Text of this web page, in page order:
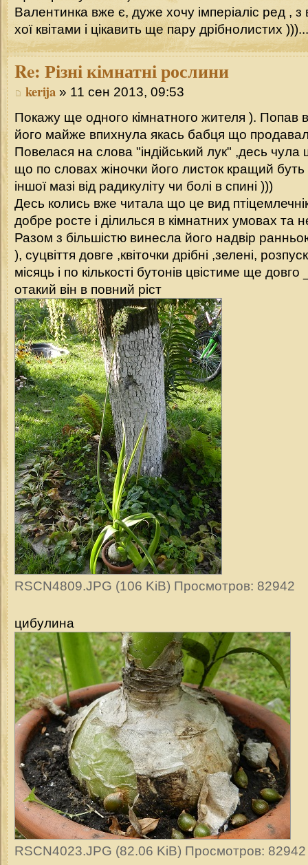
Валентинка вже є, дуже хочу імперіаліс ред ,
хої квітами і цікавить ще пару дрібнолистих )))...
Re: Різні кімнатні рослини
kerija » 11 сен 2013, 09:53
Покажу ще одного кімнатного жителя ). Попав
його майже впихнула якась бабця що
Повелася на слова "індійський лук" ,десь чула
що по словах жіночки його листок кращий буть
іншої мазі від радикуліту чи болі в спині )))
Десь колись вже читала що це вид
добре росте і ділилься в кімнатних умовах та
Разом з більшістю винесла його надвір
), суцвіття довге ,квіточки дрібні ,зелені,
місяць і по кількості бутонів цвістиме ще довго
отакий він в повний ріст
RSCN4809.JPG (106 KiB) Просмотров: 82942
цибулина
RSCN4023.JPG (82.06 KiB) Просмотров: 82942